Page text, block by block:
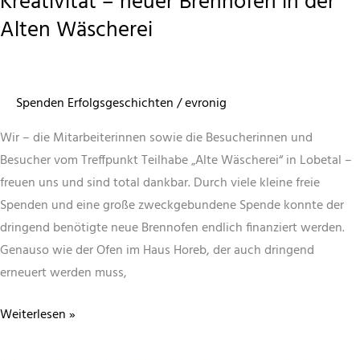
Alten Wäscherei
Spenden Erfolgsgeschichten /evronig
Wir – die Mitarbeiterinnen sowie die Besucherinnen und
Besucher vom Treffpunkt Teilhabe „Alte Wäscherei“ in Lobetal –
freuen uns und sind total dankbar. Durch viele kleine freie
Spenden und eine große zweckgebundene Spende konnte der
dringend benötigte neue Brennofen endlich finanziert werden.
Genauso wie der Ofen im Haus Horeb, der auch dringend
erneuert werden muss,
Ein
Weiterlesen »